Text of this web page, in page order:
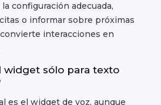
configuración adecuada,
o informar sobre próximas
interacciones en
widget sólo para texto
es el widget de voz, aunque